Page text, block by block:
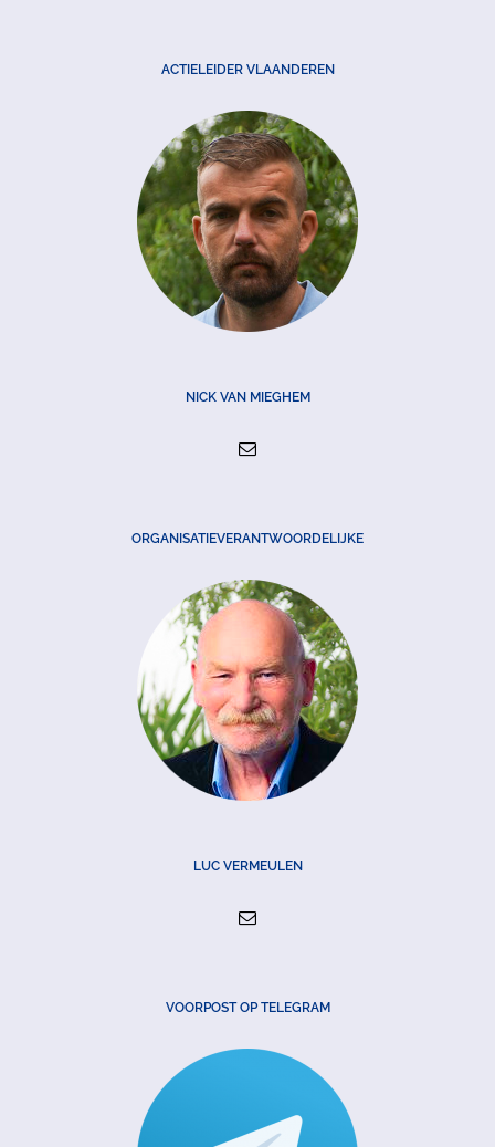
ACTIELEIDER VLAANDEREN
NICK VAN MIEGHEM
ORGANISATIEVERANTWOORDELIJKE
LUC VERMEULEN
VOORPOST OP TELEGRAM